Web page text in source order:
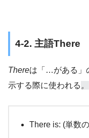
4-2. 主語There
Thereは「…がある」
示する際に使われる。
There is: (単数